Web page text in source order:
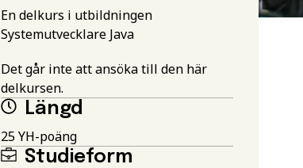
En delkurs i utbildningen
Systemutvecklare Java
Det går inte att ansöka till den här
delkursen.
Längd
25 YH-poäng
Studieform